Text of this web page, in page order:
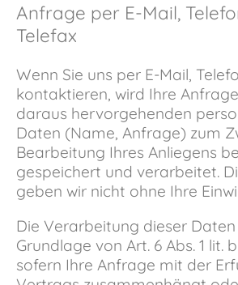
Anfrage per E-Mail,
Telefax
Wenn Sie uns per E-Mail,
kontaktieren, wird Ihre
daraus hervorgehenden
Daten (Name, Anfrage) zum
Bearbeitung Ihres Anliegens
gespeichert und verarbeitet.
geben wir nicht ohne Ihre
Die Verarbeitung dieser
Grundlage von Art. 6 Abs. 1 lit.
sofern Ihre Anfrage mit der